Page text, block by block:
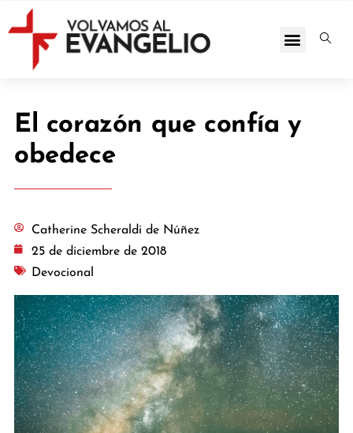
El corazón que confía y
obedece
Catherine Scheraldi de Núñez
25 de diciembre de 2018
Devocional